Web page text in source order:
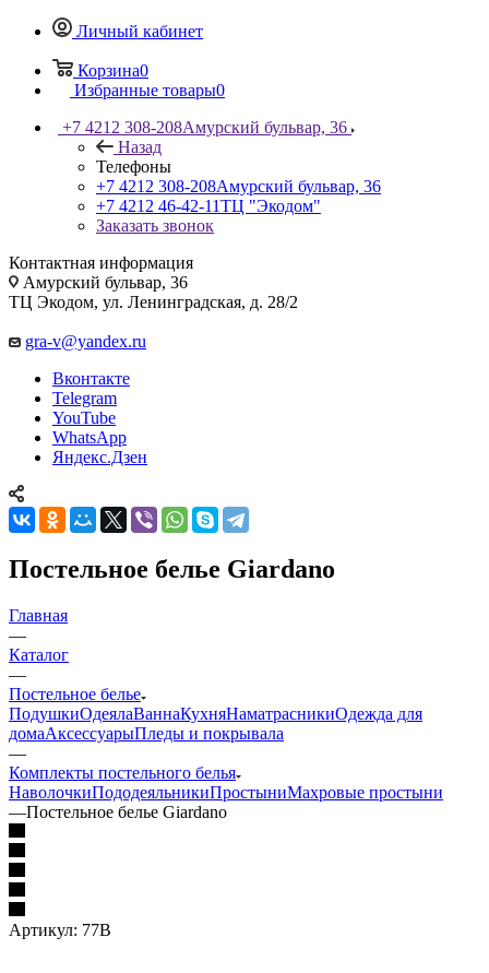
Личный кабинет
Корзина0
Избранные товары0
+7 4212 308-208Амурский бульвар, 36
Назад
Телефоны
+7 4212 308-208Амурский бульвар, 36
+7 4212 46-42-11ТЦ "Экодом"
Заказать звонок
Контактная информация
Амурский бульвар, 36
ТЦ Экодом, ул. Ленинградская, д. 28/2
gra-v@yandex.ru
Вконтакте
Telegram
YouTube
WhatsApp
Яндекс.Дзен
Постельное белье Giardano
Главная
—
Каталог
—
Постельное белье
ПодушкиОдеялаВаннаКухняНаматрасникиОдежда для
домаАксессуарыПледы и покрывала
—
Комплекты постельного белья
НаволочкиПододеяльникиПростыниМахровые простыни
—Постельное белье Giardano
Артикул: 77В